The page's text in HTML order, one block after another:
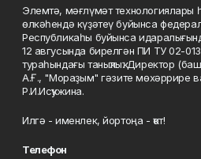
Элемтә, мәғлүмәт технологиялары
өлкәһендә күҙәтеү буйынса
Республикаһы буйынса
12 авгусында бирелгән ПИ ТУ 02-
тураһындағы таныҡлыҡ. Директор
А.Ғ., "Мораҙым" гәзите мөхәррире
Р.И.Исҡужина.
Илгә - именлек, йортоңа - ҡот!
Телефон